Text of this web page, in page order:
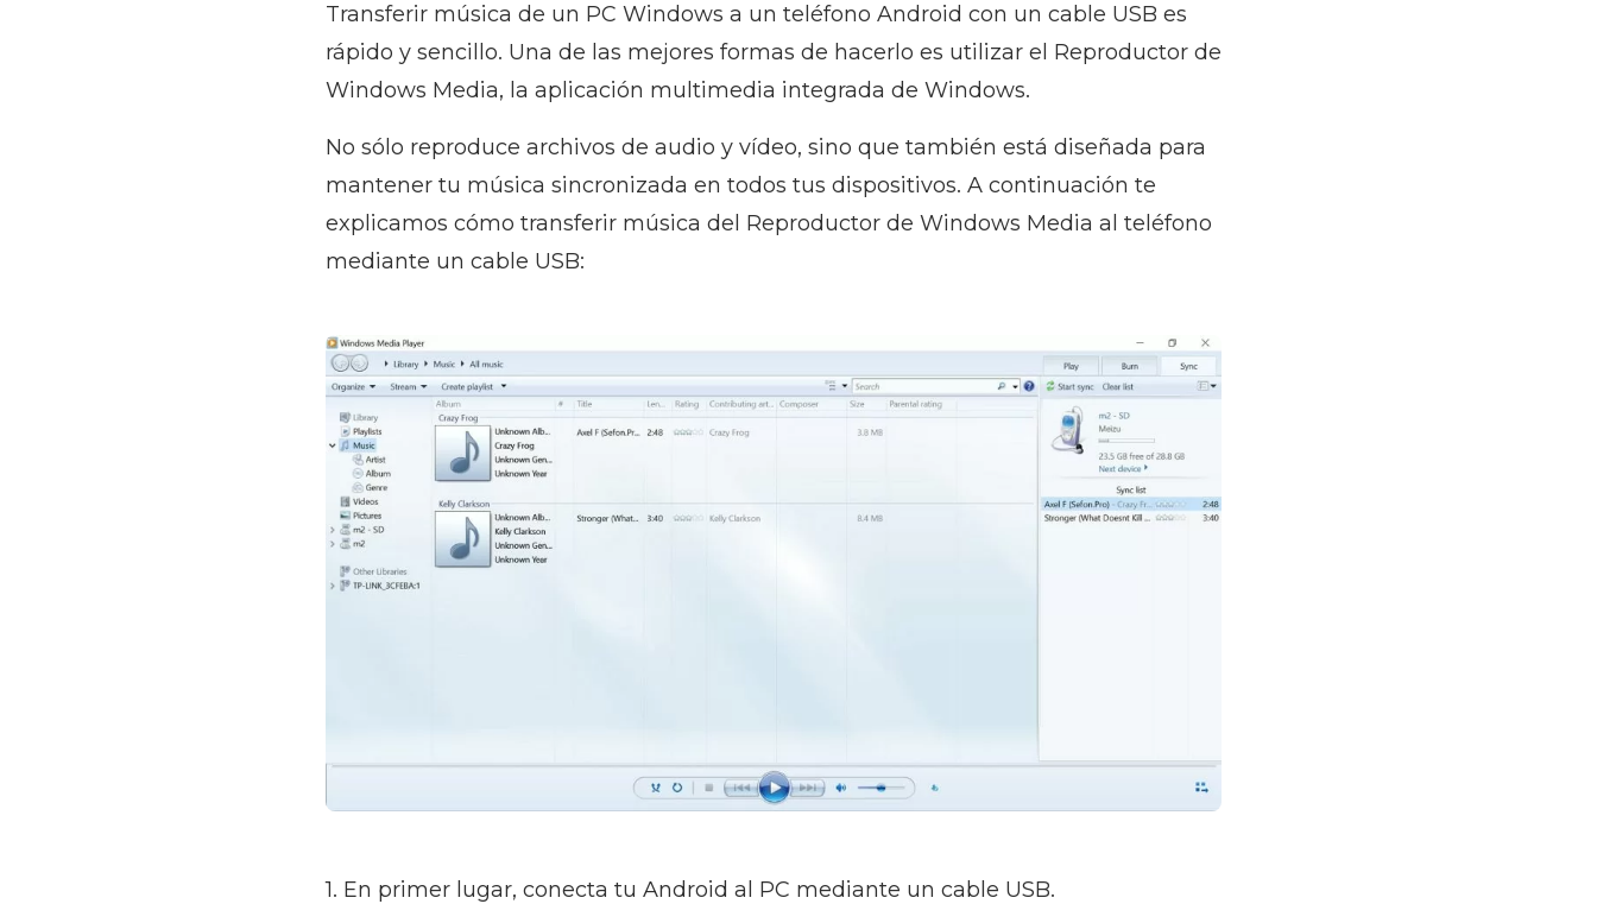
Transferir música de un PC Windows a un teléfono Android con un cable USB es
rápido y sencillo. Una de las mejores formas de hacerlo es utilizar el Reproductor de
Windows Media, la aplicación multimedia integrada de Windows.
No sólo reproduce archivos de audio y vídeo, sino que también está diseñada para
mantener tu música sincronizada en todos tus dispositivos. A continuación te
explicamos cómo transferir música del Reproductor de Windows Media al teléfono
mediante un cable USB:
1. En primer lugar, conecta tu Android al PC mediante un cable USB.